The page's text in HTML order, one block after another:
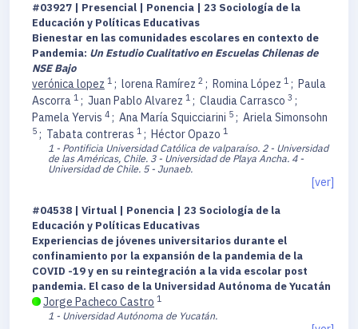
#03927 | Presencial | Ponencia | 23 Sociología de la
Educación y Políticas Educativas
Bienestar en las comunidades escolares en contexto de
Pandemia: Un Estudio Cualitativo en Escuelas Chilenas de
NSE Bajo
verónica lopez 1 ; lorena Ramírez 2 ; Romina López 1 ; Paula
Ascorra 1 ; Juan Pablo Alvarez 1 ; Claudia Carrasco 3 ;
Pamela Yervis 4 ; Ana María Squicciarini 5 ; Ariela Simonsohn
5 ; Tabata contreras 1 ; Héctor Opazo 1
1 - Pontificia Universidad Católica de valparaíso. 2 - Universidad
de las Américas, Chile. 3 - Universidad de Playa Ancha. 4 -
Universidad de Chile. 5 - Junaeb.
[ver]
#04538 | Virtual | Ponencia | 23 Sociología de la
Educación y Políticas Educativas
Experiencias de jóvenes universitarios durante el
confinamiento por la expansión de la pandemia de la
COVID -19 y en su reintegración a la vida escolar post
pandemia. El caso de la Universidad Autónoma de Yucatán
Jorge Pacheco Castro 1
1 - Universidad Autónoma de Yucatán.